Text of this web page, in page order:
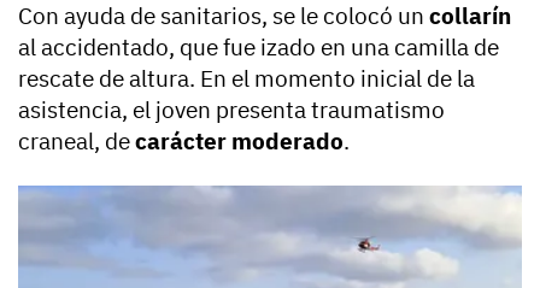
Con ayuda de sanitarios, se le colocó un collarín
al accidentado, que fue izado en una camilla de
rescate de altura. En el momento inicial de la
asistencia, el joven presenta traumatismo
craneal, decarácter moderado.